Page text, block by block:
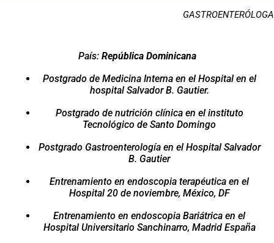
GASTROENTERÓLOGA
País: República Dominicana
Postgrado de Medicina Interna en el Hospital en el
hospital Salvador B. Gautier.
Postgrado de nutrición clínica en el instituto
Tecnológico de Santo Domingo
Postgrado Gastroenterología en el Hospital Salvador
B. Gautier
Entrenamiento en endoscopia terapéutica en el
Hospital 20 de noviembre, México, DF
Entrenamiento en endoscopia Bariátrica en el
Hospital Universitario Sanchinarro, Madrid España